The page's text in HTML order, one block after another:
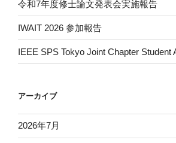
令和7年度修士論文発表会実施報告
IWAIT 2026 参加報告
IEEE SPS Tokyo Joint Chapter Student
アーカイブ
2026年7月